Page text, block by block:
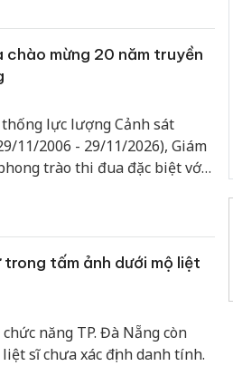
chào mừng 20 năm truyền
lực lượng Cảnh sát
11/2006 - 29/11/2026), Giám
trào thi đua đặc biệt với
chào mừng kỷ niệm 20
tấm ảnh dưới mộ liệt
năng TP. Đà Nẵng còn
sĩ chưa xác định danh tính.
Thanh Hóa: Tìm bị
hại trong vụ án buôn